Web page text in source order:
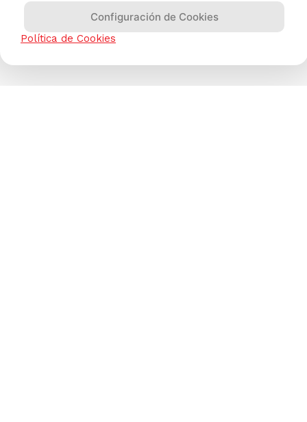
Configuración de Cookies
Política de Cookies